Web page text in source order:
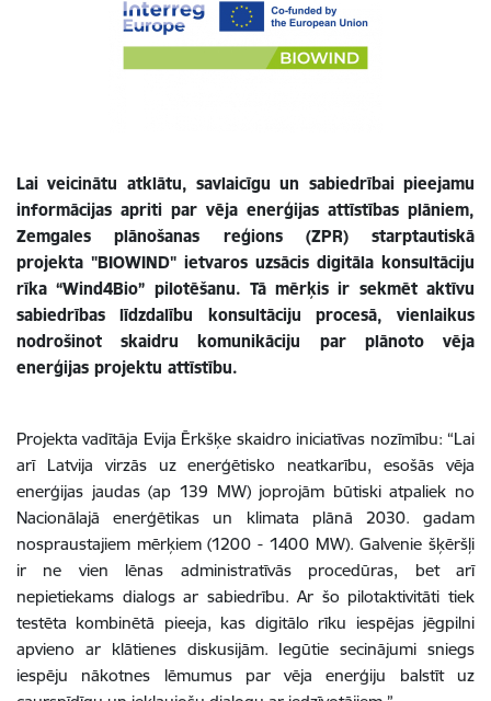
Lai veicinātu atklātu, savlaicīgu un sabiedrībai pieejamu
informācijas apriti par vēja enerģijas attīstības plāniem,
Zemgales plānošanas reģions (ZPR) starptautiskā
projekta "BIOWIND" ietvaros uzsācis digitāla konsultāciju
rīka “Wind4Bio” pilotēšanu. Tā mērķis ir sekmēt aktīvu
sabiedrības līdzdalību konsultāciju procesā, vienlaikus
nodrošinot skaidru komunikāciju par plānoto vēja
enerģijas projektu attīstību.
Projekta vadītāja Evija Ērkšķe skaidro iniciatīvas nozīmību: “Lai
arī Latvija virzās uz enerģētisko neatkarību, esošās vēja
enerģijas jaudas (ap 139 MW) joprojām būtiski atpaliek no
Nacionālajā enerģētikas un klimata plānā 2030. gadam
nospraustajiem mērķiem (1200 - 1400 MW). Galvenie šķēršļi
ir ne vien lēnas administratīvās procedūras, bet arī
nepietiekams dialogs ar sabiedrību. Ar šo pilotaktivitāti tiek
testēta kombinētā pieeja, kas digitālo rīku iespējas jēgpilni
apvieno ar klātienes diskusijām. Iegūtie secinājumi sniegs
iespēju nākotnes lēmumus par vēja enerģiju balstīt uz